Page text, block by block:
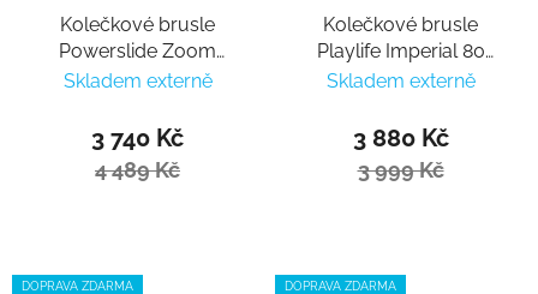
Kolečkové brusle
Powerslide Zoom
Sunset 90
Skladem externě
3 740 Kč
4 489 Kč
Kolečkové brusle
Playlife Imperial 80
Fuchsia
Skladem externě
3 880 Kč
3 999 Kč
DOPRAVA ZDARMA DOPRAVA ZDARMA